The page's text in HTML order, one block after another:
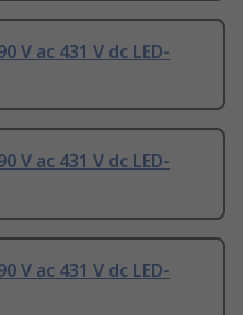
V ac 431 V dc LED-
V ac 431 V dc LED-
V ac 431 V dc LED-